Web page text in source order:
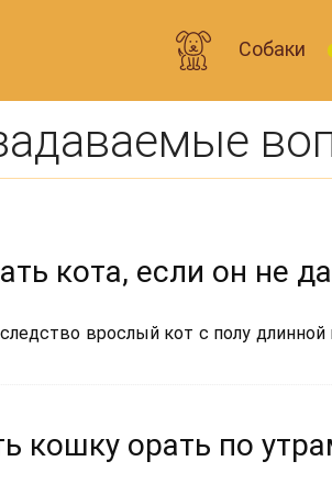
Собаки
кота, если он не
врослый кот с полу
кошку орать по